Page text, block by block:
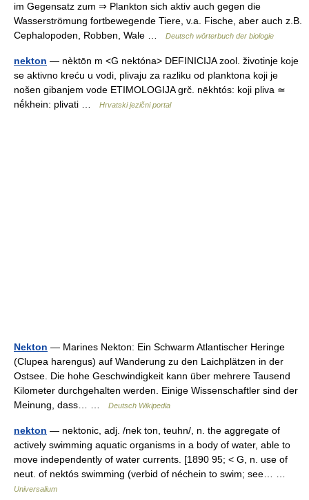
im Gegensatz zum ⇒ Plankton sich aktiv auch gegen die
Wasserströmung fortbewegende Tiere, v.a. Fische, aber auch z.B.
Cephalopoden, Robben, Wale …
Deutsch wörterbuch der biologie
nekton — nèktōn m <G nektóna> DEFINICIJA zool. životinje koje
se aktivno kreću u vodi, plivaju za razliku od planktona koji je
nošen gibanjem vode ETIMOLOGIJA grč. nēkhtós: koji pliva ≃
nḗkhein: plivati …
Hrvatski jezični portal
Nekton — Marines Nekton: Ein Schwarm Atlantischer Heringe
(Clupea harengus) auf Wanderung zu den Laichplätzen in der
Ostsee. Die hohe Geschwindigkeit kann über mehrere Tausend
Kilometer durchgehalten werden. Einige Wissenschaftler sind der
Meinung, dass… …
Deutsch Wikipedia
nekton — nektonic, adj. /nek ton, teuhn/, n. the aggregate of
actively swimming aquatic organisms in a body of water, able to
move independently of water currents. [1890 95; < G, n. use of
neut. of nektós swimming (verbid of néchein to swim; see… …
Universalium